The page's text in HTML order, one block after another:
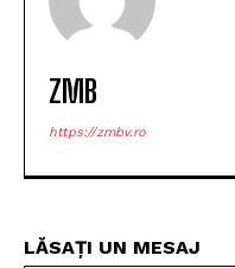
ZMB
https://zmbv.ro
LĂSAȚI UN MESAJ